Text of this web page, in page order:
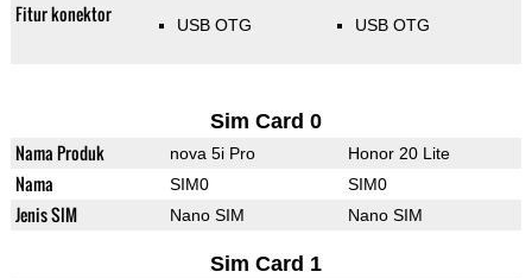
Fitur konektor USB OTG USB OTG
Sim Card 0
Nama Produk nova 5i Pro Honor 20 Lite
Nama SIM0 SIM0
Jenis SIM Nano SIM Nano SIM
Sim Card 1